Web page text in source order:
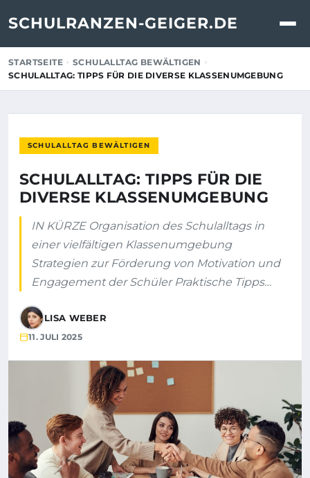
SCHULRANZEN-GEIGER.DE
STARTSEITE
SCHULALLTAG BEWÄLTIGEN
SCHULALLTAG: TIPPS FÜR DIE DIVERSE KLASSENUMGEBUNG
SCHULALLTAG BEWÄLTIGEN
SCHULALLTAG: TIPPS FÜR DIE
DIVERSE KLASSENUMGEBUNG
IN KÜRZE Organisation des Schulalltags in
einer vielfältigen Klassenumgebung
Strategien zur Förderung von Motivation und
Engagement der Schüler Praktische Tipps…
LISA WEBER
11. JULI 2025